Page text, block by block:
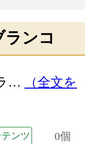
ンコ
…
（全文を
ンツ 0個